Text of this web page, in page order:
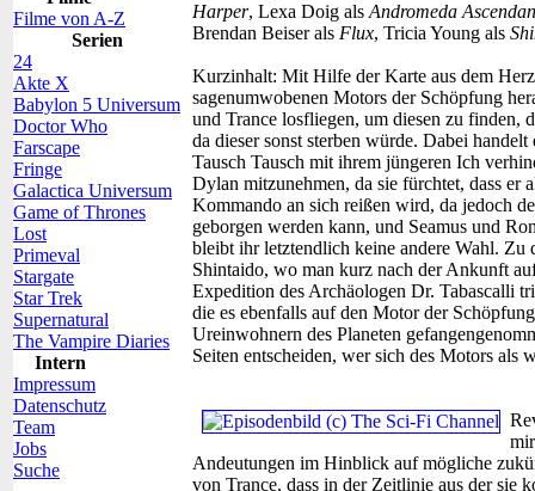
Filme von A-Z
Serien
24
Akte X
Babylon 5 Universum
Doctor Who
Farscape
Fringe
Galactica Universum
Game of Thrones
Lost
Primeval
Stargate
Star Trek
Supernatural
The Vampire Diaries
Intern
Impressum
Datenschutz
Team
Jobs
Suche
Harper, Lexa Doig als Andromeda
Brendan Beiser als Flux, Tricia Young als
Kurzinhalt: Mit Hilfe der Karte aus dem
sagenumwobenen Motors der Schöpfung
und Trance losfliegen, um diesen zu finden,
da dieser sonst sterben würde. Dabei
Tausch Tausch mit ihrem jüngeren Ich
Dylan mitzunehmen, da sie fürchtet, dass er
Kommando an sich reißen wird, da jedoch
geborgen werden kann, und Seamus und
bleibt ihr letztendlich keine andere Wahl.
Shintaido, wo man kurz nach der Ankunft
Expedition des Archäologen Dr. Tabascalli
die es ebenfalls auf den Motor der
Ureinwohnern des Planeten
Seiten entscheiden, wer sich des Motors
Andeutungen im Hinblick auf mögliche
von Trance, dass in der Zeitlinie aus der sie